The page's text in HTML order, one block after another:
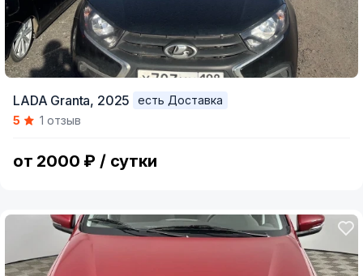
LADA Granta, 2025
есть Доставка
5
1 отзыв
от 2000 ₽ / сутки